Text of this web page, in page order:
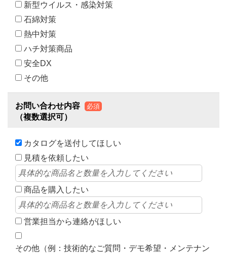
新型ウイルス・感染対策
石綿対策
熱中対策
ハチ対策商品
安全DX
その他
お問い合わせ内容 必須
（複数選択可）
カタログを送付してほしい
見積を依頼したい
商品を購入したい
営業担当から連絡がほしい
その他（例：技術的なご質問・デモ希望・メンテナン